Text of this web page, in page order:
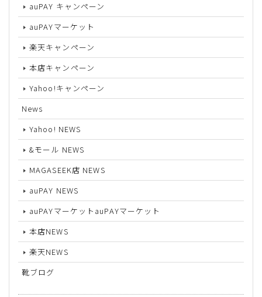
auPAY キャンペーン
auPAYマーケット
楽天キャンペーン
本店キャンペーン
Yahoo!キャンペーン
News
Yahoo! NEWS
&モール NEWS
MAGASEEK店 NEWS
auPAY NEWS
auPAYマーケットauPAYマーケット
本店NEWS
楽天NEWS
靴ブログ